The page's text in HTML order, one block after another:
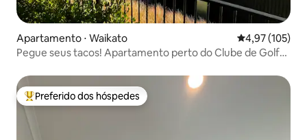
Apartamento ⋅ Waikato 4,97 de uma
4,97 (105)
Pegue seus tacos! Apartamento perto do Clube de Golfe
Entre os melhores preferidos dos hóspedes
Preferido dos hóspedes